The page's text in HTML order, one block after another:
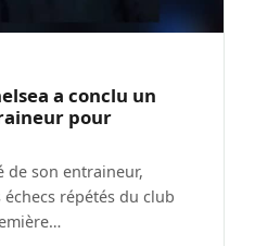
a conclu un
pour
de son entraineur,
répétés du club